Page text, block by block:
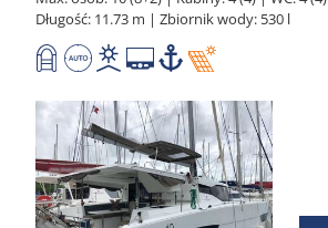
Długość: 11.73 m | Zbiornik wody: 530 l